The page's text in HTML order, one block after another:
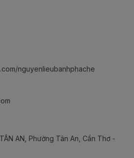
nguyenlieubanhphache
AN, Phường Tân An, Cần Thơ -